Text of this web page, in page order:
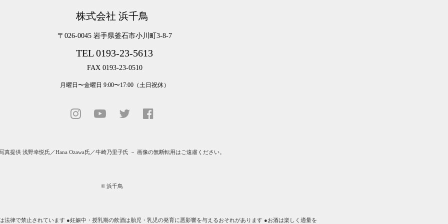
株式会社 浜千鳥
〒026-0045 岩手県釜石市小川町3-8-7
TEL 0193-23-5613
FAX 0193-23-0510
月曜日〜金曜日 9:00〜17:00（土日祝休）
真提供 浅野幸悦氏 ／Hana Ozawa氏 ／牛崎乃里子氏 － 画像の無断転用はご遠慮ください。
© 浜千鳥
法律で禁止されています ●妊娠中・授乳期の飲酒は胎児・乳児の発育に悪影響を与えるおそれがあります ●お酒は楽しく適量を